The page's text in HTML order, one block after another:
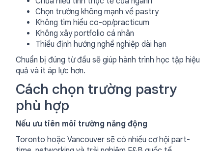
Chọn trường không mạnh về pastry
Không tìm hiểu co-op/practicum
Không xây portfolio cá nhân
Thiếu định hướng nghề nghiệp dài hạn
Chuẩn bị đúng từ đầu sẽ giúp hành trình học tập hiệu
quả và ít áp lực hơn.
Cách chọn trường pastry
phù hợp
Nếu ưu tiên môi trường năng động
Toronto hoặc Vancouver sẽ có nhiều cơ hội part-